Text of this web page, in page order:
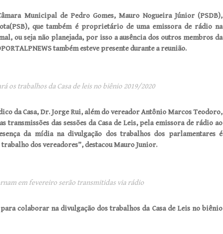
Municipal de Pedro Gomes, Mauro Nogueira Júnior (PSDB),
que também é proprietário de uma emissora de rádio na
ou seja não planejada, por isso a ausência dos outros membros da
também esteve presente durante a reunião.
os trabalhos da Casa de leis no biênio 2019/2020
da Casa, Dr. Jorge Rui, além do vereador Antônio Marcos Teodoro,
transmissões das sessões da Casa de Leis, pela emissora de rádio ao
da mídia na divulgação dos trabalhos dos parlamentares é
dos vereadores”, destacou Mauro Junior.
em fevereiro serão transmitidas via rádio
colaborar na divulgação dos trabalhos da Casa de Leis no biênio